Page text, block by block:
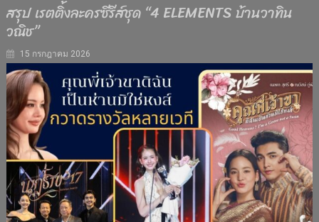
สรุป เรตติ้งละครซีรีส์ชุด “4 ELEMENTS บ้านวาทิน
วณิช”
15 กรกฎาคม 2026